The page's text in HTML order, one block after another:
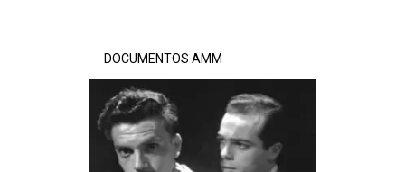
DOCUMENTOS AMM